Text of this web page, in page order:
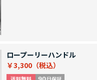
ロープーリーハンドル
￥3,300